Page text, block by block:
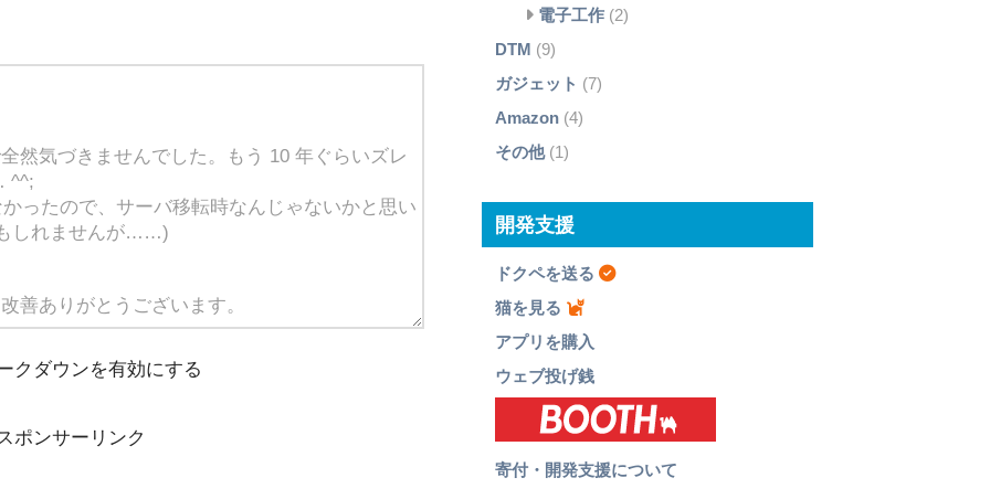
クダウンを有効にする
ポンサーリンク
電子工作 (2)
DTM (9)
ガジェット (7)
Amazon(4)
その他(1)
開発支援
ドクペを送る
猫を見る
アプリを購入
ウェブ投げ銭
寄付・開発支援について